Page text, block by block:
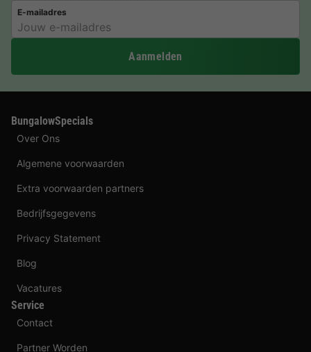
E-mailadres
Aanmelden
BungalowSpecials
Over Ons
Algemene voorwaarden
Extra voorwaarden partners
Bedrijfsgegevens
Privacy Statement
Blog
Vacatures
Service
Contact
Partner Worden